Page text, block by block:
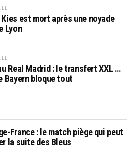
Kies est mort après une noyade
Lyon
Real Madrid : le transfert XXL …
Bayern bloque tout
France : le match piège qui peut
la suite des Bleus